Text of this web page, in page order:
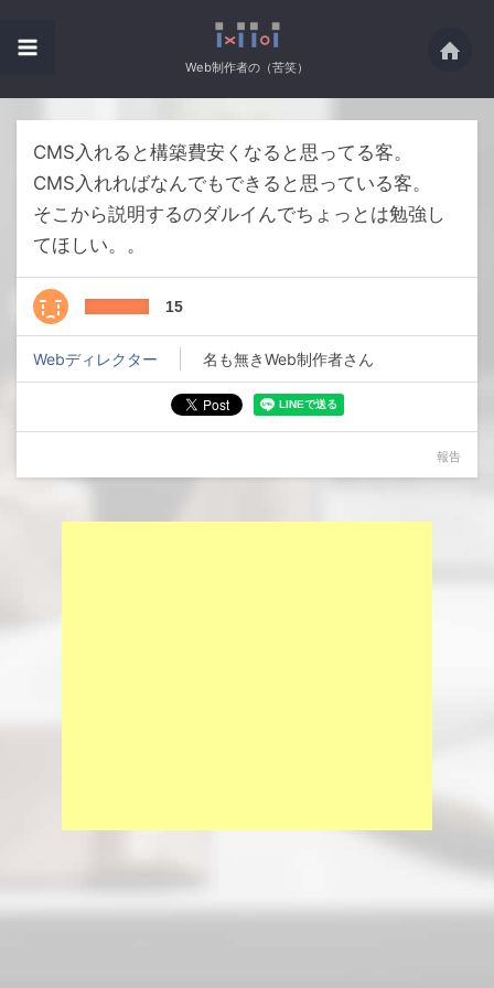
Web制作者の（苦笑）
CMS入れると構築費安くなると思ってる客。
CMS入れればなんでもできると思っている客。
そこから説明するのダルイんでちょっとは勉強し
てほしい。。
15
Webディレクター 名も無きWeb制作者さん
報告